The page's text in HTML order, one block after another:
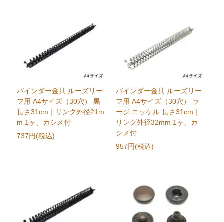
バインダー金具 ルーズリー
フ用 A4サイズ（30穴） 黒
長さ31cm｜リング外径21m
m 1ヶ、カシメ付
737円(税込)
バインダー金具 ルーズリー
フ用 A4サイズ（30穴） ラ
ージ ニッケル 長さ31cm｜
リング外径32mm 1ヶ、カ
シメ付
957円(税込)